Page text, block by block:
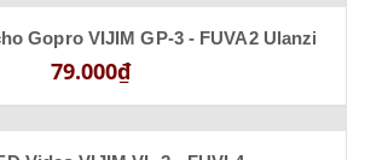
Gopro VIJIM GP-3 - FUVA2 Ulanzi
79.000₫